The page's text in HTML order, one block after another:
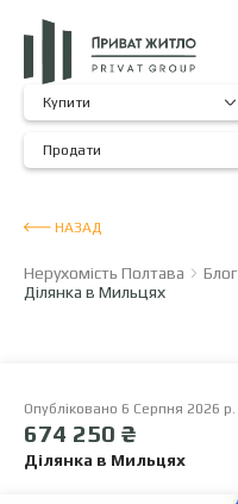
Купити
Продати
НАЗАД
Нерухомість Полтава Блог
Ділянка в Мильцях
Опубліковано 6 Серпня 2026 р.
674 250 ₴
Ділянка в Мильцях